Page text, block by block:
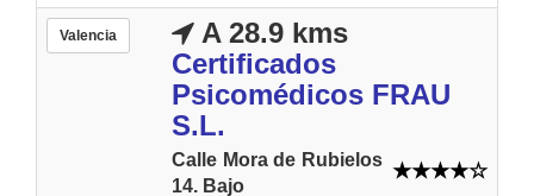
Valencia
A 28.9 kms
Certificados
Psicomédicos FRAU
S.L.
Calle Mora de Rubielos
14. Bajo